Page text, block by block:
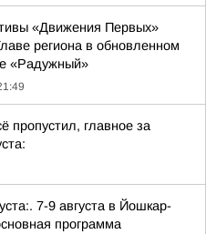
«Движения Первых»
региона в обновленном
«Радужный»
пропустил, главное за
7-9 августа в Йошкар-
программа